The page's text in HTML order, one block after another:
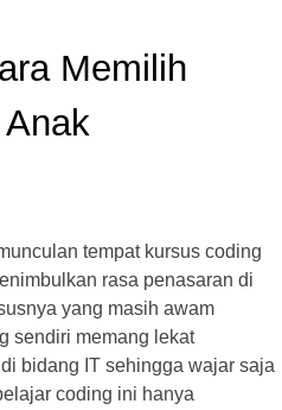
Memilih
tempat kursus coding
rasa penasaran di
yang masih awam
sendiri memang lekat
bidang IT sehingga wajar saja
coding ini hanya